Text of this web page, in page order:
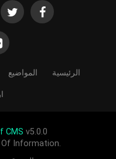
الرئيسية المواضيع
CMS v5.0.0
Of Information.